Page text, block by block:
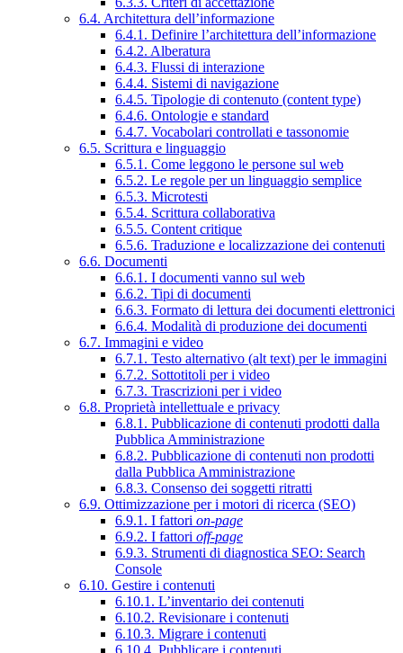
6.4. Architettura dell’informazione
6.4.1. Definire l’architettura dell’informazione
6.4.2. Alberatura
6.4.3. Flussi di interazione
6.4.4. Sistemi di navigazione
6.4.5. Tipologie di contenuto (content type)
6.4.6. Ontologie e standard
6.4.7. Vocabolari controllati e tassonomie
6.5. Scrittura e linguaggio
6.5.1. Come leggono le persone sul web
6.5.2. Le regole per un linguaggio semplice
6.5.3. Microtesti
6.5.4. Scrittura collaborativa
6.5.5. Content critique
6.5.6. Traduzione e localizzazione dei contenuti
6.6. Documenti
6.6.1. I documenti vanno sul web
6.6.2. Tipi di documenti
6.6.3. Formato di lettura dei documenti elettronici
6.6.4. Modalità di produzione dei documenti
6.7. Immagini e video
6.7.1. Testo alternativo (alt text) per le immagini
6.7.2. Sottotitoli per i video
6.7.3. Trascrizioni per i video
6.8. Proprietà intellettuale e privacy
6.8.1. Pubblicazione di contenuti prodotti dalla
Pubblica Amministrazione
6.8.2. Pubblicazione di contenuti non prodotti
dalla Pubblica Amministrazione
6.8.3. Consenso dei soggetti ritratti
6.9. Ottimizzazione per i motori di ricerca (SEO)
6.9.1. I fattori on-page
6.9.2. I fattori off-page
6.9.3. Strumenti di diagnostica SEO: Search
Console
6.10. Gestire i contenuti
6.10.1. L’inventario dei contenuti
6.10.2. Revisionare i contenuti
6.10.3. Migrare i contenuti
6.10.4. Pubblicare i contenuti